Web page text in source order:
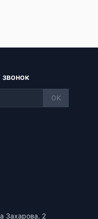
OK
Захарова, 2